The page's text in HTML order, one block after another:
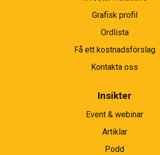
Grafisk profil
Ordlista
Få ett kostnadsförslag
Kontakta oss
Insikter
Event & webinar
Artiklar
Podd